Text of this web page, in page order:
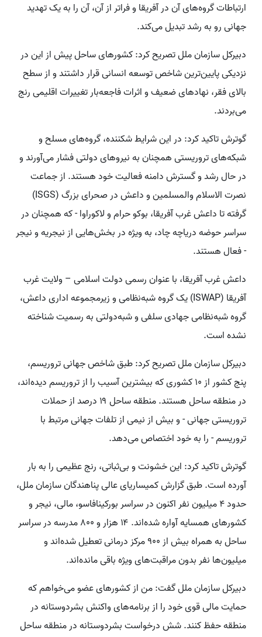
ارتباطات گروه‌های آن در آفریقا و فراتر از آن، آن را به یک تهدید
جهانی رو به رشد تبدیل می‌کند.
دبیرکل سازمان ملل تصریح کرد: کشورهای ساحل پیش از این در
نزدیکی پایین‌ترین شاخص توسعه انسانی قرار داشتند و از سطح
بالای فقر، نهادهای ضعیف و اثرات فاجعه‌بار تغییرات اقلیمی رنج
می‌بردند.
گوترش تاکید کرد: در این شرایط شکننده، گروه‌های مسلح و
شبکه‌های تروریستی همچنان به نیروهای دولتی فشار می‌آورند و
در حال رشد و گسترش دامنه فعالیت خود هستند. از جماعت
نصرت الاسلام والمسلمین و داعش در صحرای بزرگ (ISGS)
گرفته تا داعش غرب آفریقا، بوکو حرام و لاکوراوا - که همچنان در
سراسر حوضه دریاچه چاد، به ویژه در بخش‌هایی از نیجریه و نیجر
- فعال هستند.
داعش غرب آفریقا، با عنوان رسمی دولت اسلامی – ولایت غرب
آفریقا (ISWAP) یک گروه شبه‌نظامی و زیرمجموعه اداری داعش،
گروه شبه‌نظامی جهادی سلفی و شبه‌دولتی به رسمیت شناخته
نشده است.
دبیرکل سازمان ملل تصریح کرد: طبق شاخص جهانی تروریسم،
پنج کشور از ۱۰ کشوری که بیشترین آسیب را از تروریسم دیده‌اند،
در منطقه ساحل هستند. منطقه ساحل ۱۹ درصد از حملات
تروریستی جهانی - و بیش از نیمی از تلفات جهانی مرتبط با
تروریسم - را به خود اختصاص می‌دهد.
گوترش تاکید کرد: این خشونت و بی‌ثباتی، رنج عظیمی را به بار
آورده است. طبق گزارش کمیساریای عالی پناهندگان سازمان ملل،
حدود ۴ میلیون نفر اکنون در سراسر بورکینافاسو، مالی، نیجر و
کشورهای همسایه آواره شده‌اند. ۱۴ هزار و ۸۰۰ مدرسه در سراسر
ساحل به همراه بیش از ۹۰۰ مرکز درمانی تعطیل شده‌اند و
میلیون‌ها نفر بدون مراقبت‌های ویژه باقی مانده‌اند.
دبیرکل سازمان ملل گفت: من از کشورهای عضو می‌خواهم که
حمایت مالی قوی خود را از برنامه‌های واکنش بشردوستانه در
منطقه حفظ کنند. شش درخواست بشردوستانه در منطقه ساحل